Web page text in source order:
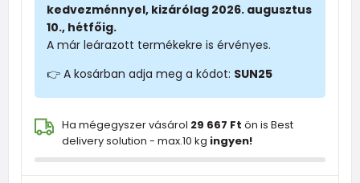
kedvezménnyel, kizárólag 2026. augusztus
10., hétfőig.
A már leárazott termékekre is érvényes.
👉 A kosárban adja meg a kódot: SUN25
Ha mégegyszer vásárol 29 667 Ft ön is Best
delivery solution - max.10 kg ingyen!